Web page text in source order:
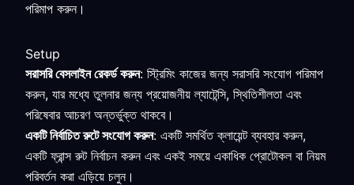
পরিমাপ করুন।
Setup
সরাসরি বেসলাইন রেকর্ড করুন: স্ট্রিমিং কাজের জন্য সরাসরি সংযোগ পরিমাপ
করুন, যার মধ্যে তুলনার জন্য প্রয়োজনীয় ল্যাটেন্সি, স্থিতিশীলতা এবং
পরিষেবার আচরণ অন্তর্ভুক্ত থাকবে।
একটি নির্বাচিত রুটে সংযোগ করুন: একটি সমর্থিত ক্লায়েন্ট ব্যবহার করুন,
একটি ফ্রান্স রুট নির্বাচন করুন এবং একই সময়ে একাধিক প্রোটোকল বা নিয়ম
পরিবর্তন করা এড়িয়ে চলুন।